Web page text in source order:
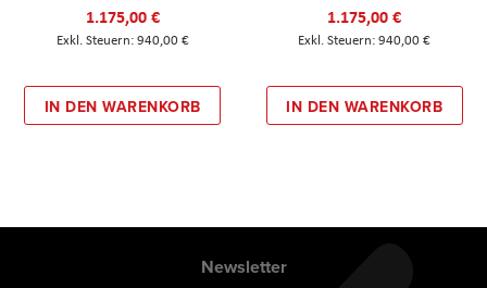
1.175,00 €
940,00 €
IN DEN WARENKORB
1.175,00 €
940,00 €
IN DEN WARENKORB
Newsletter